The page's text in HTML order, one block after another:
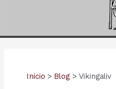
Inicio Blog Vikingaliv